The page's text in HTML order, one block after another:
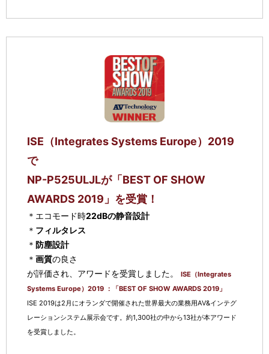
ISE（Integrates Systems Europe）2019
で
NP-P525ULJLが「BEST OF SHOW
AWARDS 2019」を受賞！
＊エコモード時22dBの静音設計
＊ フィルタレス
＊ 防塵設計
＊ 画質の良さ
が評価され、アワードを受賞しました。
ISE（Integrates
Systems Europe）2019 ：「BEST OF SHOW AWARDS 2019」
ISE 2019は2月にオランダで開催された世界最大の業務用AV&インテグ
レーションシステム展示会です。約1,300社の中から13社が本アワード
を受賞しました。